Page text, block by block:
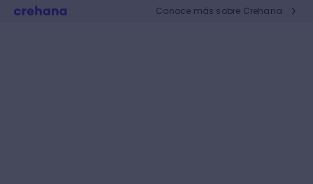
Conoce más sobre Crehana